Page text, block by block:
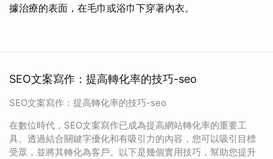
據治療的表面，在毛巾或浴巾下穿著內衣。
SEO文案寫作：提高轉化率的技巧-seo
SEO文案寫作：提高轉化率的技巧-seo
在數位時代，SEO文案寫作已成為提高網站轉化率的重要工
具。透過結合關鍵字優化和有吸引力的內容，您可以吸引目標
受眾，並將其轉化為客戶。以下是幾個實用技巧，幫助您提升